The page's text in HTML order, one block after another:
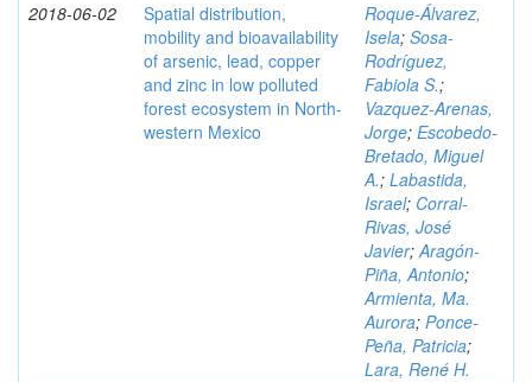
2018-06-02
Spatial distribution,
mobility and bioavailability
of arsenic, lead, copper
and zinc in low polluted
forest ecosystem in North-
western Mexico
Roque-Álvarez,
Isela; Sosa-
Rodríguez,
Fabiola S.;
Vazquez-Arenas,
Jorge; Escobedo-
Bretado, Miguel
A.; Labastida,
Israel; Corral-
Rivas, José
Javier;Aragón-
Piña, Antonio;
Armienta, Ma.
Aurora; Ponce-
Peña, Patricia;
Lara, René H.